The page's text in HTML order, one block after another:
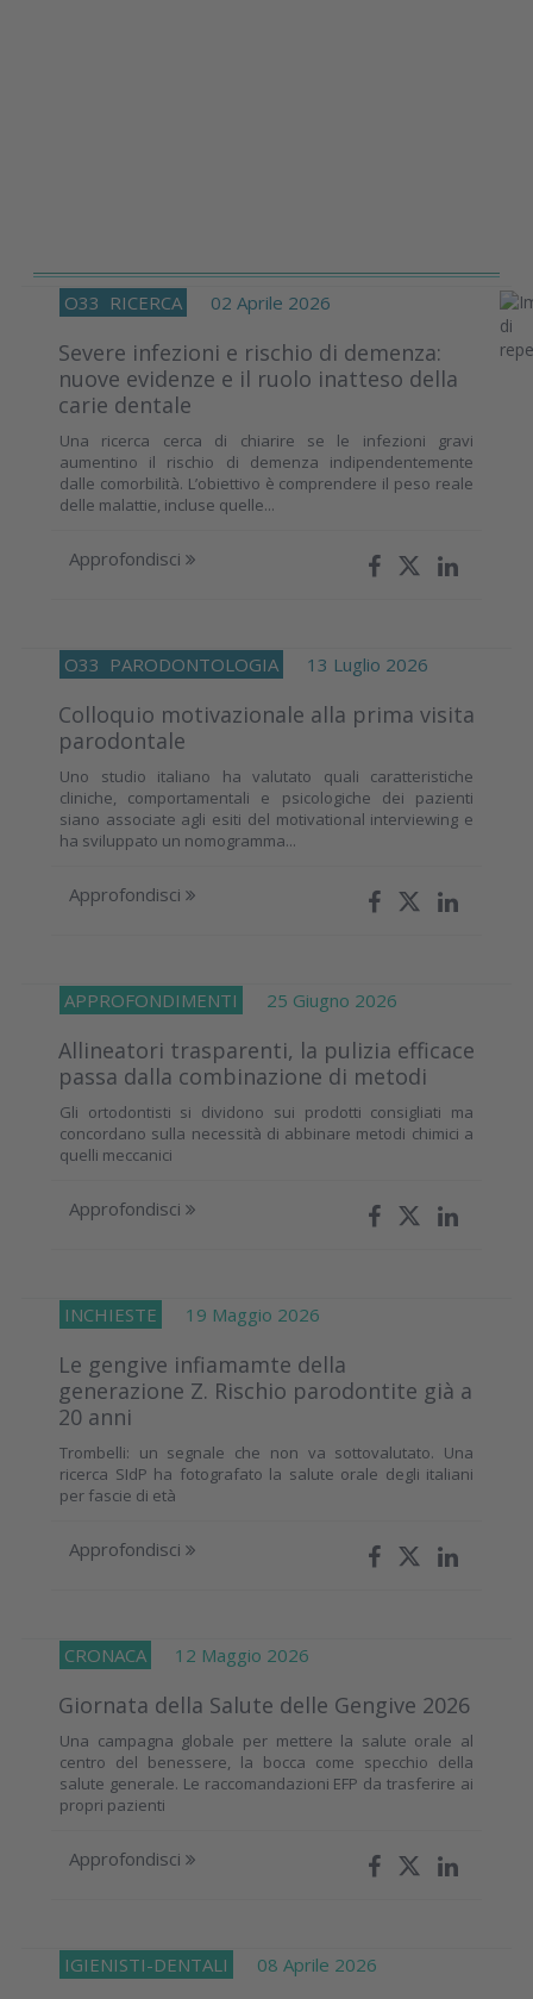
O33 RICERCA 02 Aprile 2026
Severe infezioni e rischio di demenza:
nuove evidenze e il ruolo inatteso della
carie dentale
Una ricerca cerca di chiarire se le infezioni gravi
aumentino il rischio di demenza indipendentemente
dalle comorbilità. L’obiettivo è comprendere il peso reale
delle malattie, incluse quelle...
Approfondisci
O33 PARODONTOLOGIA 13 Luglio 2026
Colloquio motivazionale alla prima visita
parodontale
Uno studio italiano ha valutato quali caratteristiche
cliniche, comportamentali e psicologiche dei pazienti
siano associate agli esiti del motivational interviewing e
ha sviluppato un nomogramma...
Approfondisci
APPROFONDIMENTI 25 Giugno 2026
Allineatori trasparenti, la pulizia efficace
passa dalla combinazione di metodi
Gli ortodontisti si dividono sui prodotti consigliati ma
concordano sulla necessità di abbinare metodi chimici a
quelli meccanici
Approfondisci
INCHIESTE 19 Maggio 2026
Le gengive infiamamte della
generazione Z. Rischio parodontite già a
20 anni
Trombelli: un segnale che non va sottovalutato. Una
ricerca SIdP ha fotografato la salute orale degli italiani
per fascie di età
Approfondisci
CRONACA 12 Maggio 2026
Giornata della Salute delle Gengive 2026
Una campagna globale per mettere la salute orale al
centro del benessere, la bocca come specchio della
salute generale. Le raccomandazioni EFP da trasferire ai
propri pazienti
Approfondisci
IGIENISTI-DENTALI 08 Aprile 2026